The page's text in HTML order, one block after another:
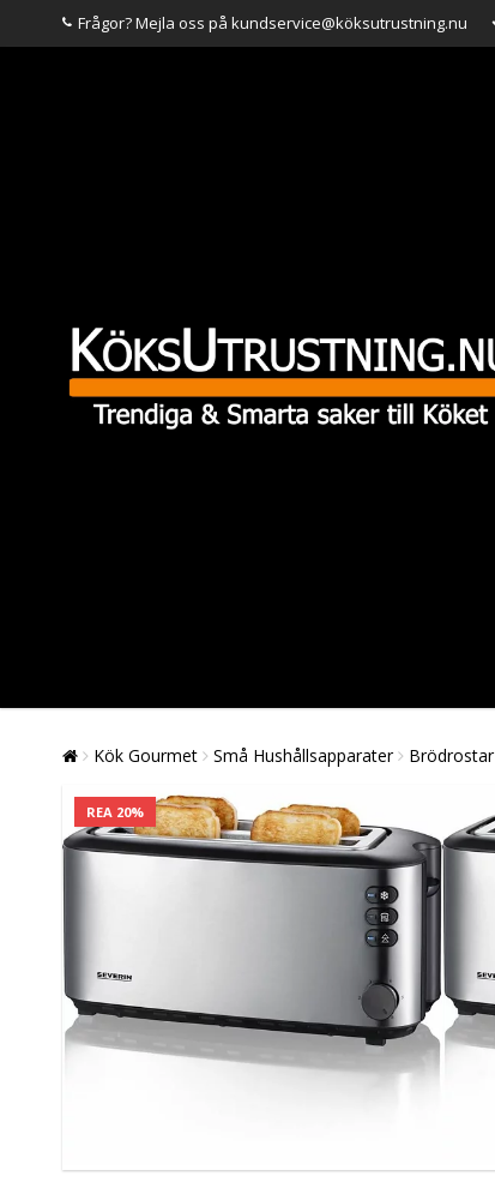
Frågor? Mejla oss på kundservice@köksutrustning.nu
Kök Gourmet Små Hushållsapparater Brödrostar
REA 20%